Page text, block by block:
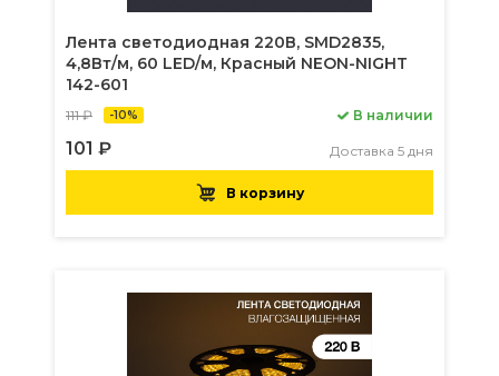
Лента светодиодная 220В, SMD2835,
4,8Вт/м, 60 LED/м, Красный NEON-NIGHT
142-601
111 ₽ -10%
101 ₽
В наличии
Доставка 5 дня
В корзину